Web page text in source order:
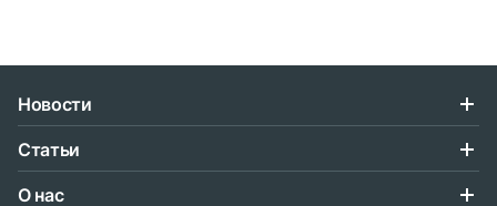
Новости
Статьи
О нас